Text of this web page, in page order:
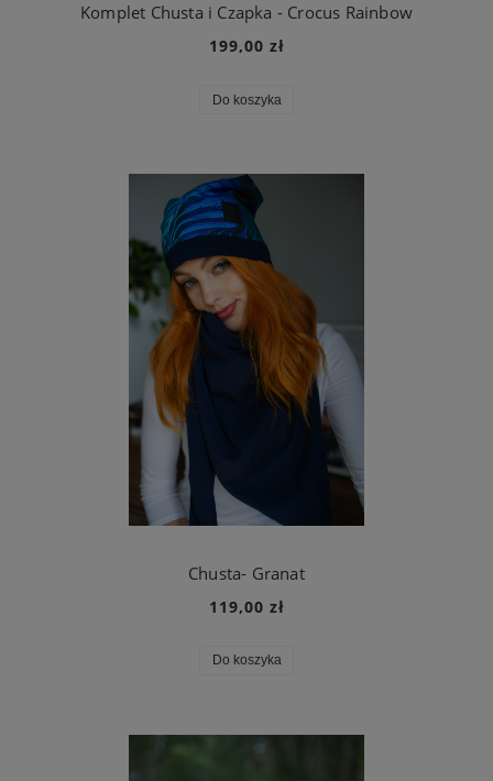
Komplet Chusta i Czapka - Crocus Rainbow
199,00 zł
Do koszyka
Chusta- Granat
119,00 zł
Do koszyka